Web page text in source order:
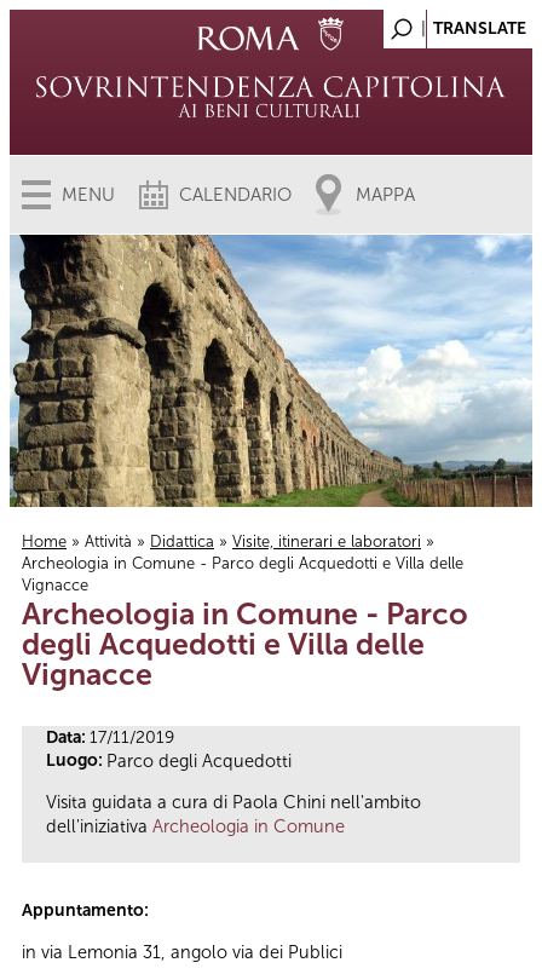
MENU CALENDARIO MAPPA
Tu sei qui
Home » Attività » Didattica » Visite, itinerari e laboratori »
Archeologia in Comune - Parco degli Acquedotti e Villa delle
Vignacce
Archeologia in Comune - Parco
degli Acquedotti e Villa delle
Vignacce
Data: 17/11/2019
Luogo: Parco degli Acquedotti
Visita guidata a cura di Paola Chini nell'ambito
dell'iniziativa Archeologia in Comune
Appuntamento:
in via Lemonia 31, angolo via dei Publici